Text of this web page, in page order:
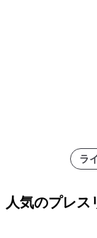
ラ
人気のプレス